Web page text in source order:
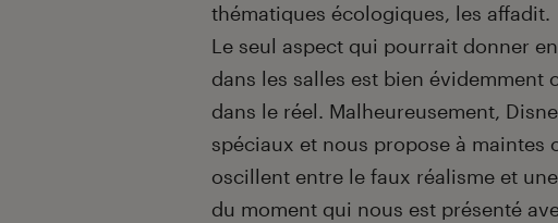
thématiques écologiques, les affadit.
Le seul aspect qui pourrait donner
dans les salles est bien évidemment
dans le réel. Malheureusement,
spéciaux et nous propose à maintes
oscillent entre le faux réalisme et
du moment qui nous est présenté